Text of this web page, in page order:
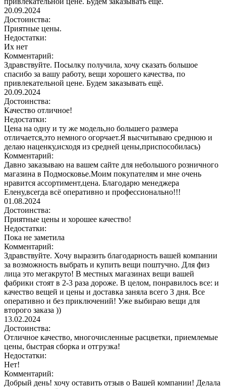
20.09.2024
Достоинства:
Приятные цены.
Недостатки:
Их нет
Комментарий:
Здравствуйте. Посылку получила, хочу сказать большое
спасибо за вашу работу, вещи хорошего качества, по
привлекательной цене. Будем заказывать ещё.
20.09.2024
Достоинства:
Качество отличное!
Недостатки:
Цена на одну и ту же модель,но большего размера
отличается,это немного огорчает.Я высчитываю среднюю и
делаю наценку,исходя из средней цены,приспособилась)
Комментарий:
Давно заказываю на вашем сайте для небольшого розничного
магазина в Подмосковье.Моим покупателям и мне очень
нравится ассортимент,цена. Благодарю менеджера
Елену,всегда всё оперативно и профессионально!!!
01.08.2024
Достоинства:
Приятные цены и хорошее качество!
Недостатки:
Пока не заметила
Комментарий:
Здравствуйте. Хочу выразить благодарность вашей компании
за возможность выбрать и купить вещи поштучно. Для физ
лица это мегакруто! В местных магазинах вещи вашей
фабрики стоят в 2-3 раза дороже. В целом, понравилось все: и
качество вещей и цены и доставка заняла всего 3 дня. Все
оперативно и без приключений! Уже выбираю вещи для
второго заказа ))
13.02.2024
Достоинства:
Отличное качество, многочисленные расцветки, приемлемые
цены, быстрая сборка и отгрузка!
Недостатки:
Нет!
Комментарий:
Добрый день! хочу оставить отзыв о Вашей компании! Делала